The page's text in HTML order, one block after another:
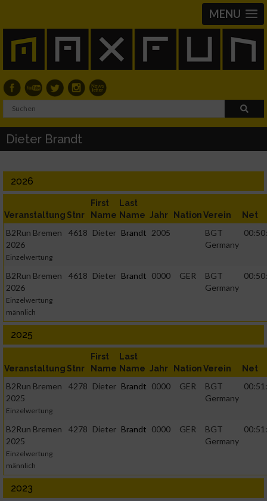
MENU
Dieter Brandt
2026
Veranstaltung Stnr
First
Name
Last
Name Jahr NationVerein Net
B2Run Bremen
2026
Einzelwertung
4618 Dieter Brandt 2005
BGT
Germany
B2Run Bremen
2026
Einzelwertung
männlich
4618 Dieter Brandt 0000 GER
BGT
Germany
2025
Veranstaltung Stnr
First
Name
Last
Name Jahr NationVerein Net
B2Run Bremen
2025
Einzelwertung
4278 Dieter Brandt 0000 GER
BGT
Germany
B2Run Bremen
2025
Einzelwertung
männlich
4278 Dieter Brandt 0000 GER
BGT
Germany
2023